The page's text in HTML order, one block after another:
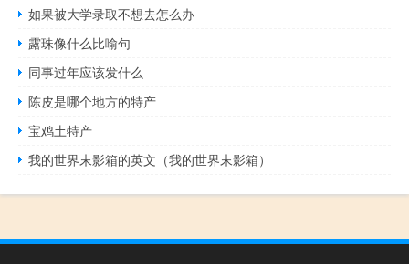
如果被大学录取不想去怎么办
露珠像什么比喻句
同事过年应该发什么
陈皮是哪个地方的特产
宝鸡土特产
我的世界末影箱的英文（我的世界末影箱）